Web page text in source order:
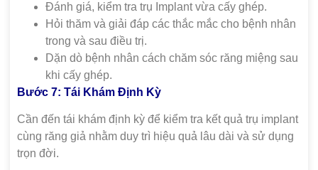
Đánh giá, kiểm tra trụ Implant vừa cấy ghép.
Hỏi thăm và giải đáp các thắc mắc cho bệnh nhân
trong và sau điều trị.
Dặn dò bệnh nhân cách chăm sóc răng miệng sau
khi cấy ghép.
Bước 7: Tái Khám Định Kỳ
Cần đến tái khám định kỳ để kiểm tra kết quả trụ implant
cùng răng giả nhằm duy trì hiệu quả lâu dài và sử dụng
trọn đời.